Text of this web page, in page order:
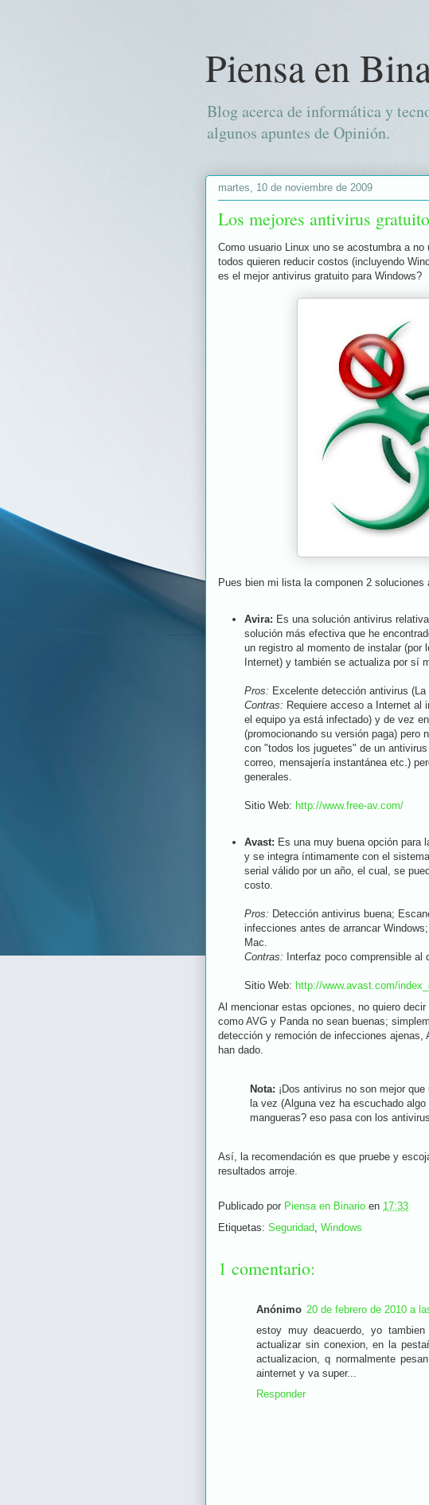
Piensa en
Blog acerca de informática y
algunos apuntes de Opinión.
martes, 10 de noviembre de 2009
Los mejores antivirus
Como usuario Linux uno se acostumbra a
todos quieren reducir costos (incluyendo
es el mejor antivirus gratuito para Windows?
Pues bien mi lista la componen 2 soluciones
Avira: Es una solución antivirus
solución más efectiva que he
un registro al momento de instalar (por
Internet) y también se actualiza por sí
Pros: Excelente detección antivirus (La
Contras: Requiere acceso a Internet al
el equipo ya está infectado) y de vez
(promocionando su versión paga) pero
con "todos los juguetes" de un
correo, mensajería instantánea etc.)
generales.
Sitio Web: http://www.free-av.com/
Avast: Es una muy buena opción para
y se integra íntimamente con el
serial válido por un año, el cual, se
costo.
Pros: Detección antivirus buena;
infecciones antes de arrancar
Mac.
Contras: Interfaz poco comprensible al
Sitio Web: http://www.avast.com/
Al mencionar estas opciones, no quiero
como AVG y Panda no sean buenas;
detección y remoción de infecciones
han dado.
Nota: ¡Dos antivirus no son mejor
la vez (Alguna vez ha escuchado
mangueras? eso pasa con los
Así, la recomendación es que pruebe y
resultados arroje.
Publicado por Piensa en Binario en 17:33
Etiquetas: Seguridad, Windows
1 comentario:
Anónimo 20 de febrero de 2010 a
estoy muy deacuerdo, yo
actualizar sin conexion, en la
actualizacion, q normalmente
ainternet y va super...
Responder